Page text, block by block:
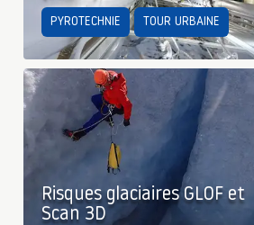
PYROTECHNIE TOUR URBAINE
Risques glaciaires GLOF et
Scan 3D